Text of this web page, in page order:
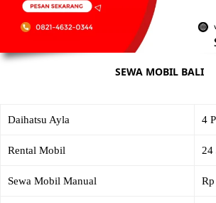
SEWA MOBIL BALI
Daihatsu Ayla 4
Rental Mobil 24
Sewa Mobil Manual